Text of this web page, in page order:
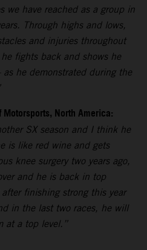
we have reached as a group in
Through highs and lows,
and injuries throughout
fights back and shows he
he demonstrated during the
North America:
SX season and I think he
is like red wine and gets
knee surgery two years ago,
and he is back in top
finishing strong this year
in the last two races, he will
at a top level.”